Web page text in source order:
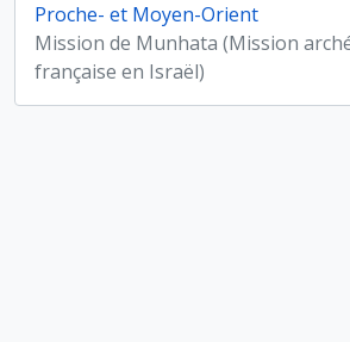
Proche- et Moyen-Orient
Mission de Munhata (Mission
française en Israël)